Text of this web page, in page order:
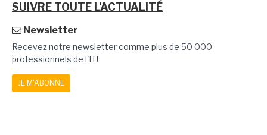
SUIVRE TOUTE L'ACTUALITÉ
Newsletter
Recevez notre newsletter comme plus de 50 000
professionnels de l'IT!
JE M'ABONNE